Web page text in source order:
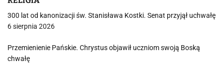
300 lat od kanonizacji św. Stanisława Kostki. Senat przyjął uchwałę
6 sierpnia 2026
Przemienienie Pańskie. Chrystus objawił uczniom swoją Boską
chwałę